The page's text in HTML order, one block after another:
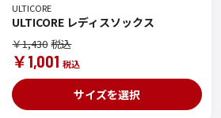
ULTICORE
ULTICORE レディスソックス
￥1,430
￥1,001
サイズを選択